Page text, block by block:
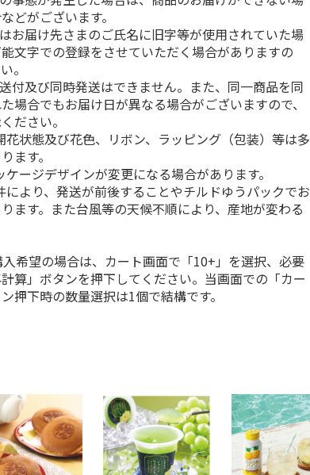
どがございます。
お届け先さまのご氏名に旧字等が使用されていた場
文字での登録をさせていただく場合がありますの
。
付及び同時発送はできません。また、同一商品を同
場合でもお届け日が異なる場合がございますので、
ださい。
花状態及び花色、リボン、ラッピング（包装）等は多
ます。
ージデザインが変更になる場合があります。
により、発送が前後することやチルドゆうパックでお
ます。また台風等の天候不順により、産地が変わる
希望の場合は、カート画面で「10+」を選択、必要
算」ボタンを押下してください。当画面での「カー
押下時の数量選択は1個で結構です。